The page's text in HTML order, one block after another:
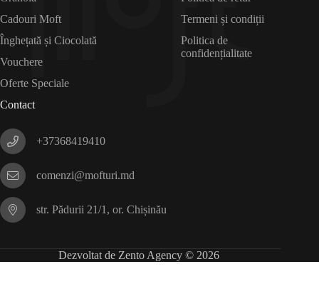
Cadouri Moft
Înghețată și Ciocolată
Vouchere
Oferte Speciale
Termeni și condiții
Politica de
confidențialitate
Contact
+37368419410
comenzi@mofturi.md
str. Pădurii 21/1, or. Chișinău
Dezvoltat de Zento Agency © 2026